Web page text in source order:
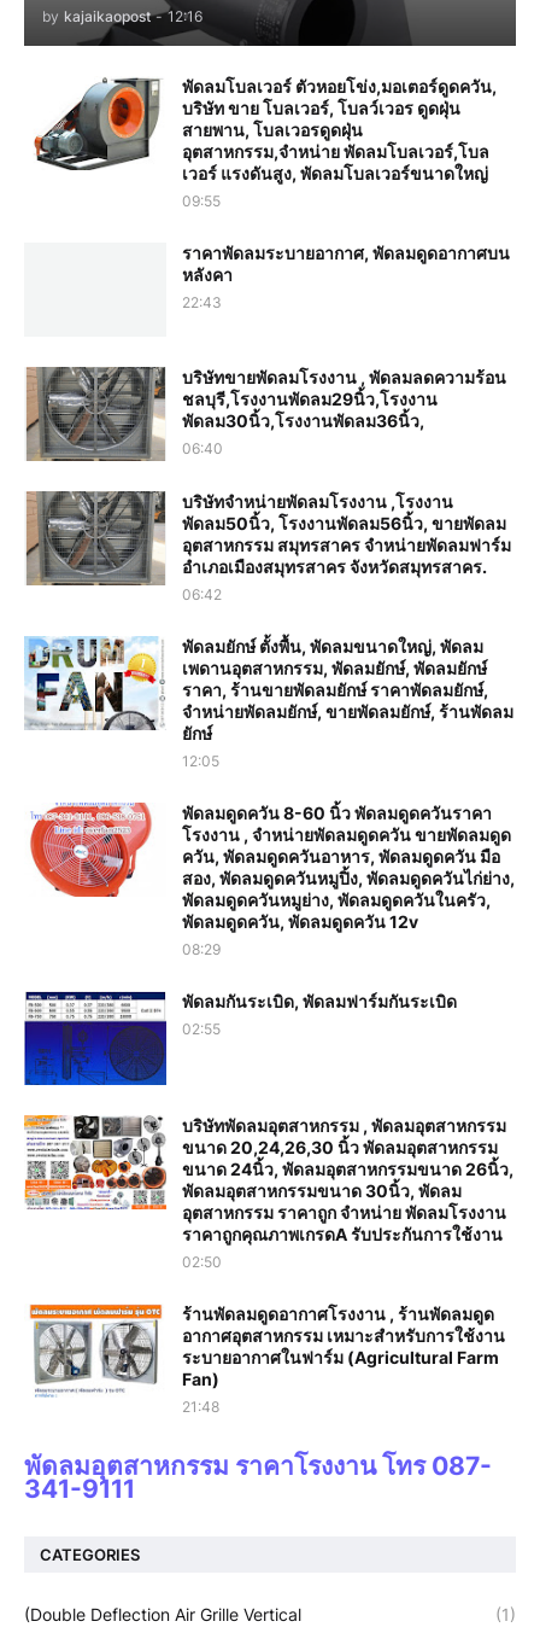
by kajaikaopost - 12:16
พัดลมโบลเวอร์ ตัวหอยโข่ง,มอเตอร์ดูดควัน,
บริษัท ขาย โบลเวอร์, โบลว์เวอร ดูดฝุ่น
สายพาน, โบลเวอรดูดฝุ่น
อุตสาหกรรม,จำหน่าย พัดลมโบลเวอร์,โบล
เวอร์ แรงดันสูง, พัดลมโบลเวอร์ขนาดใหญ่
09:55
ราคาพัดลมระบายอากาศ, พัดลมดูดอากาศบน
หลังคา
22:43
บริษัทขายพัดลมโรงงาน , พัดลมลดความร้อน
ชลบุรี,โรงงานพัดลม29นิ้ว,โรงงาน
พัดลม30นิ้ว,โรงงานพัดลม36นิ้ว,
06:40
บริษัทจำหน่ายพัดลมโรงงาน ,โรงงาน
พัดลม50นิ้ว, โรงงานพัดลม56นิ้ว, ขายพัดลม
อุตสาหกรรม สมุทรสาคร จำหน่ายพัดลมฟาร์ม
อำเภอเมืองสมุทรสาคร จังหวัดสมุทรสาคร.
06:42
พัดลมยักษ์ ตั้งพื้น, พัดลมขนาดใหญ่, พัดลม
เพดานอุตสาหกรรม, พัดลมยักษ์, พัดลมยักษ์
ราคา, ร้านขายพัดลมยักษ์ ราคาพัดลมยักษ์,
จำหน่ายพัดลมยักษ์, ขายพัดลมยักษ์, ร้านพัดลม
ยักษ์
12:05
พัดลมดูดควัน 8-60 นิ้ว พัดลมดูดควันราคา
โรงงาน , จำหน่ายพัดลมดูดควัน ขายพัดลมดูด
ควัน, พัดลมดูดควันอาหาร, พัดลมดูดควัน มือ
สอง, พัดลมดูดควันหมูปิ้ง, พัดลมดูดควันไก่ย่าง,
พัดลมดูดควันหมูย่าง, พัดลมดูดควันในครัว,
พัดลมดูดควัน, พัดลมดูดควัน 12v
08:29
พัดลมกันระเบิด, พัดลมฟาร์มกันระเบิด
02:55
บริษัทพัดลมอุตสาหกรรม , พัดลมอุตสาหกรรม
ขนาด 20,24,26,30 นิ้ว พัดลมอุตสาหกรรม
ขนาด 24นิ้ว, พัดลมอุตสาหกรรมขนาด 26นิ้ว,
พัดลมอุตสาหกรรมขนาด 30นิ้ว, พัดลม
อุตสาหกรรม ราคาถูก จำหน่าย พัดลมโรงงาน
ราคาถูกคุณภาพเกรดA รับประกันการใช้งาน‎
02:50
ร้านพัดลมดูดอากาศโรงงาน , ร้านพัดลมดูด
อากาศอุตสาหกรรม เหมาะสำหรับการใช้งาน
ระบายอากาศในฟาร์ม (Agricultural Farm
Fan)
21:48
พัดลมอุตสาหกรรม ราคาโรงงาน โทร 087-
341-9111
CATEGORIES
(Double Deflection Air Grille Vertical (1)